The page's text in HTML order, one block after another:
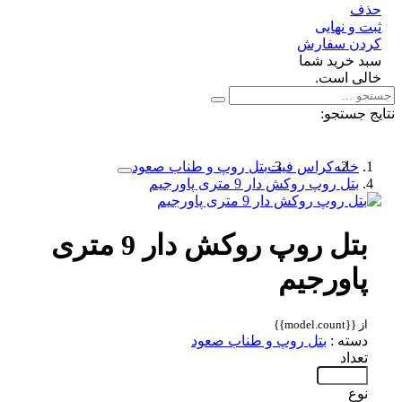
و نهایی
سفارش
خرید شما
است.
جستجو:
خانهکراس فیت بتل روپ و طناب صعود
بتل روپ روکش دار 9 متری پاورجیم
بتل روپ روکش دار 9 متری
پاورجیم
دسته :بتل روپ و طناب صعود